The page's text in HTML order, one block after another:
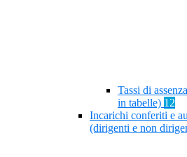
Tassi di
in tabelle) 12
Incarichi conferiti e
(dirigenti e non